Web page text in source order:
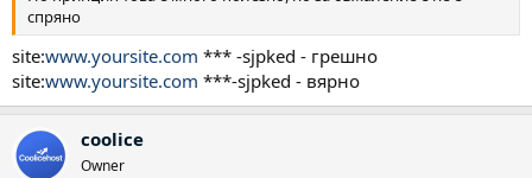
спряно
site:www.yoursite.com *** -sjpked - грешно
site:www.yoursite.com ***-sjpked - вярно
coolice
Owner